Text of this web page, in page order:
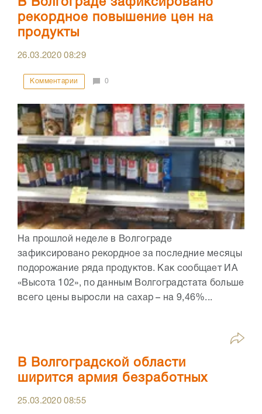
В Волгограде зафиксировано
рекордное повышение цен на
продукты
26.03.202008:29
Комментарии 0
На прошлой неделе в Волгограде
зафиксировано рекордное за последние месяцы
подорожание ряда продуктов. Как сообщает ИА
«Высота 102», по данным Волгоградстата больше
всего цены выросли на сахар – на 9,46%...
В Волгоградской области
ширится армия безработных
25.03.202008:55